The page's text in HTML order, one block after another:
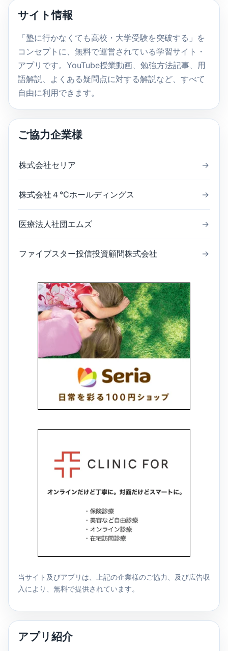
検
索
サイト情報
「塾に行かなくても高校・大学受験を突破する」を
コンセプトに、無料で運営されている学習サイト・
アプリです。YouTube授業動画、勉強方法記事、用
語解説、よくある疑問点に対する解説など、すべて
自由に利用できます。
ご協力企業様
株式会社セリア →
株式会社４℃ホールディングス →
医療法人社団エムズ →
ファイブスター投信投資顧問株式会社 →
当サイト及びアプリは、上記の企業様のご協力、及び広告収
入により、無料で提供されています。
アプリ紹介